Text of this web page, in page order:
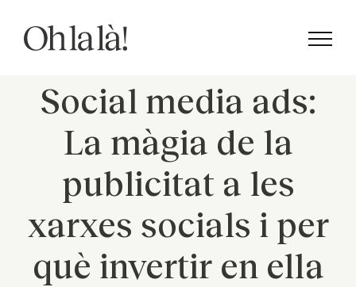
content
Social media ads:
La màgia de la
publicitat a les
xarxes socials i per
què invertir en ella